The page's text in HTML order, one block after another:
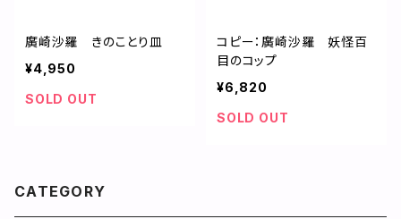
廣崎沙羅 きのことり皿
¥4,950
SOLD OUT
コピー：廣崎沙羅 妖怪百
目のコップ
¥6,820
SOLD OUT
CATEGORY